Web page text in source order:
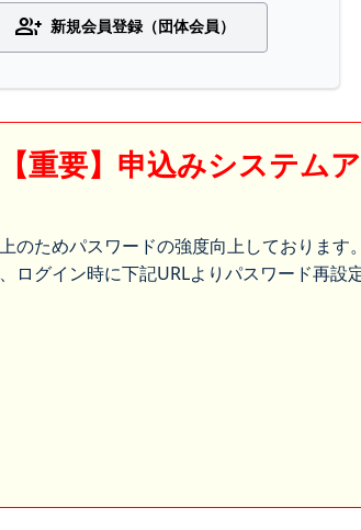
group_add 新規会員登録（団体会員）
【重要】申込みシステム
ためパスワードの強度向上しております。
グイン時に下記URLよりパスワード再設